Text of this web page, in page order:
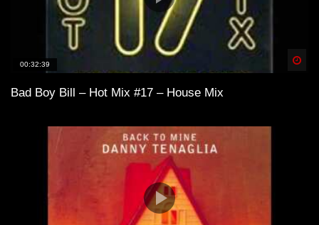
00:32:39
Bad Boy Bill – Hot Mix #17 – House Mix